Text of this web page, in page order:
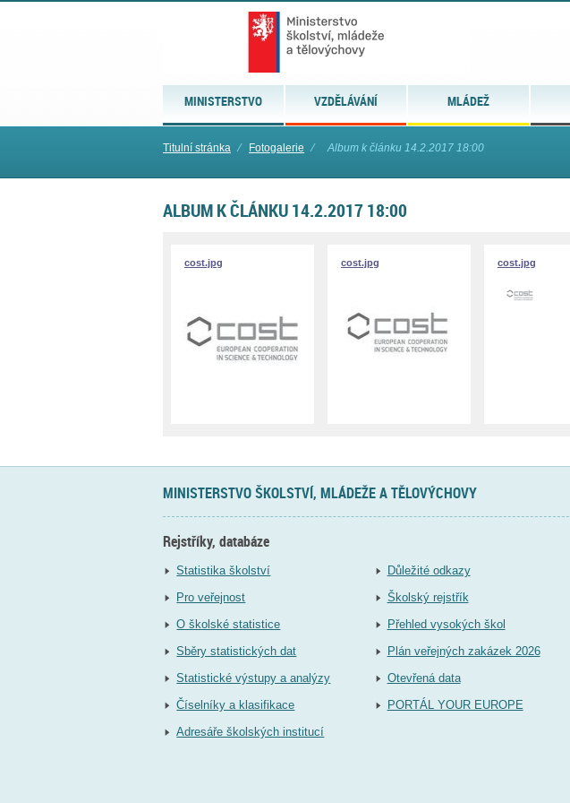
MINISTERSTVO VZDĚLÁVÁNÍ MLÁDEŽ
Titulní stránka ⁄ Fotogalerie ⁄ Album k článku 14.2.2017 18:00
ALBUM K ČLÁNKU 14.2.2017 18:00
cost.jpg cost.jpg cost.jpg
MINISTERSTVO ŠKOLSTVÍ, MLÁDEŽE A TĚLOVÝCHOVY
Rejstříky, databáze
Statistika školství
Pro veřejnost
O školské statistice
Sběry statistických dat
Statistické výstupy a analýzy
Číselníky a klasifikace
Adresáře školských institucí
Důležité odkazy
Školský rejstřík
Přehled vysokých škol
Plán veřejných zakázek 2026
Otevřená data
PORTÁL YOUR EUROPE